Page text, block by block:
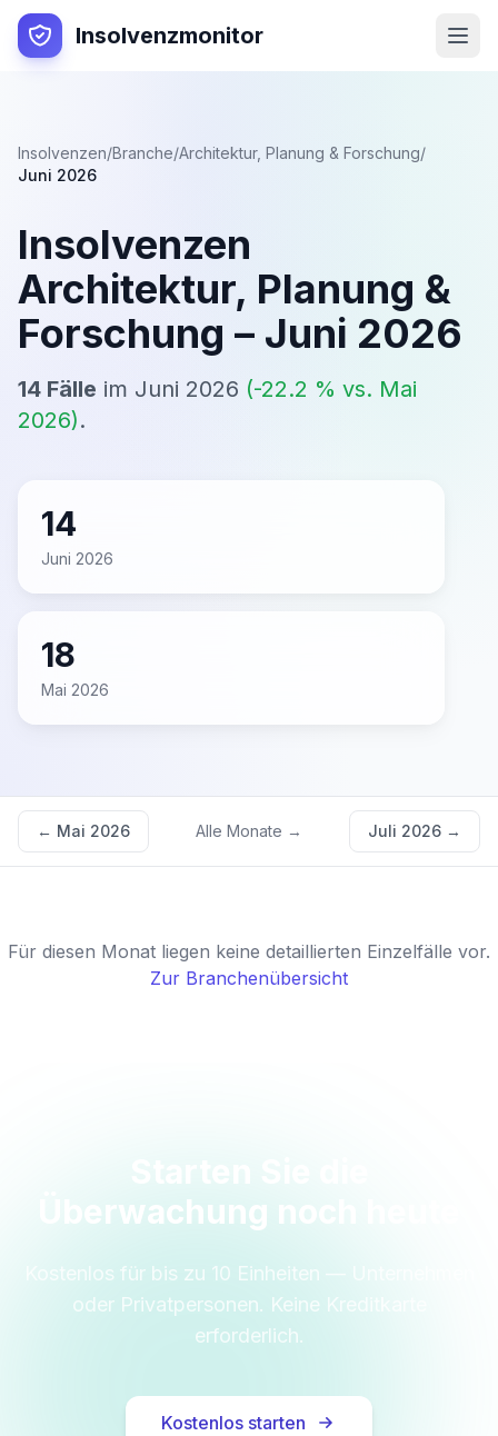
Insolvenzmonitor
Insolvenzen/Branche/Architektur, Planung & Forschung/
Juni 2026
Insolvenzen
Architektur, Planung &
Forschung – Juni 2026
14 Fälle im Juni 2026 (-22.2 % vs. Mai
2026).
14
Juni 2026
18
Mai 2026
← Mai 2026 Alle Monate → Juli 2026 →
Für diesen Monat liegen keine detaillierten Einzelfälle vor.
Zur Branchenübersicht
Überwachung noch heute
Kostenlos für bis zu 10 Einheiten — Unternehmen
oder Privatpersonen. Keine Kreditkarte
erforderlich.
Kostenlos starten